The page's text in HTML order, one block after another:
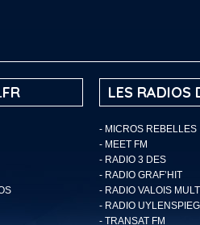
LES RADIOS
- MICROS REBELLES
- MEET FM
- RADIO 3 DES
- RADIO GRAF’HIT
- RADIO VALOIS
- RADIO
- TRANSAT FM